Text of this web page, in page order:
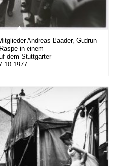
Andreas Baader, Gudrun
in einem
dem Stuttgarter